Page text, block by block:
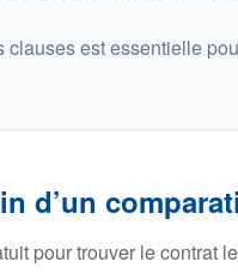
est essentielle
d’un
pour trouver le contrat